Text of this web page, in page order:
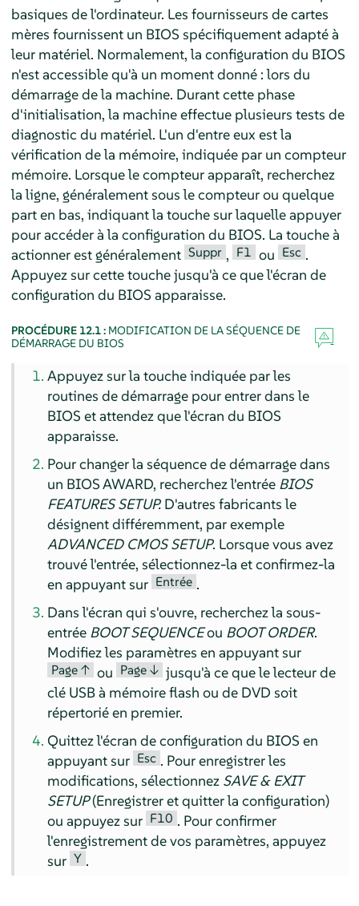
basiques de l'ordinateur. Les fournisseurs de cartes
mères fournissent un BIOS spécifiquement adapté à
leur matériel. Normalement, la configuration du BIOS
n'est accessible qu'à un moment donné : lors du
démarrage de la machine. Durant cette phase
d'initialisation, la machine effectue plusieurs tests de
diagnostic du matériel. L'un d'entre eux est la
vérification de la mémoire, indiquée par un compteur
mémoire. Lorsque le compteur apparaît, recherchez
la ligne, généralement sous le compteur ou quelque
part en bas, indiquant la touche sur laquelle appuyer
pour accéder à la configuration du BIOS. La touche à
actionner est généralement Suppr , F1 ou Esc .
Appuyez sur cette touche jusqu'à ce que l'écran de
configuration du BIOS apparaisse.
PROCÉDURE 12.1 : MODIFICATION DE LA SÉQUENCE DE
DÉMARRAGE DU BIOS
Appuyez sur la touche indiquée par les
routines de démarrage pour entrer dans le
BIOS et attendez que l'écran du BIOS
apparaisse.
Pour changer la séquence de démarrage dans
un BIOS AWARD, recherchez l'entrée BIOS
FEATURES SETUP. D'autres fabricants le
désignent différemment, par exemple
ADVANCED CMOS SETUP. Lorsque vous avez
trouvé l'entrée, sélectionnez-la et confirmez-la
en appuyant sur Entrée .
Dans l'écran qui s'ouvre, recherchez la sous-
entrée BOOT SEQUENCEou BOOT ORDER.
Modifiez les paramètres en appuyant sur
Page ↑ ou Page ↓ jusqu'à ce que le lecteur de
clé USB à mémoire flash ou de DVD soit
répertorié en premier.
Quittez l'écran de configuration du BIOS en
appuyant sur Esc . Pour enregistrer les
modifications, sélectionnez SAVE & EXIT
SETUP(Enregistrer et quitter la configuration)
ou appuyez sur F10 . Pour confirmer
l'enregistrement de vos paramètres, appuyez
sur Y .